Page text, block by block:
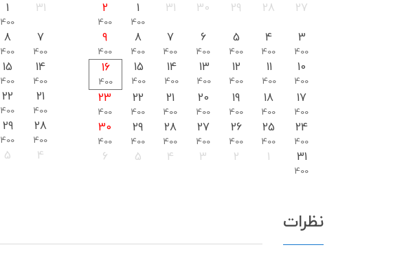
27
28
29
30
31
1
400
2
400
3
400
4
400
5
400
6
400
7
400
8
400
9
400
10
400
11
400
12
400
13
400
14
400
15
400
16
400
17
400
18
400
19
400
20
400
21
400
22
400
23
400
24
400
25
400
26
400
27
400
28
400
29
400
30
400
31
400
1
2
3
4
5
6
31
1
400
7
400
8
400
14
400
15
400
21
400
22
400
28
400
29
400
4
5
نظرات